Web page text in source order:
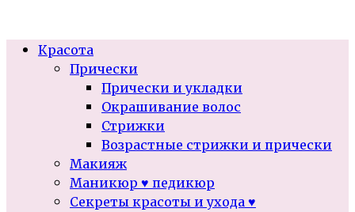
Красота
Прически
Прически и укладки
Окрашивание волос
Стрижки
Возрастные стрижки и прически
Макияж
Маникюр ♥ педикюр
Секреты красоты и ухода ♥